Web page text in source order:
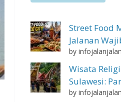
Street Food
Jalanan
by infojalanjalan
Wisata
Sulawesi:
by infojalanjalan